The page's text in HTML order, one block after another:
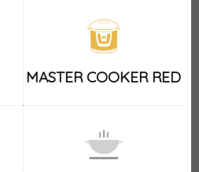
MASTER COOKER RED